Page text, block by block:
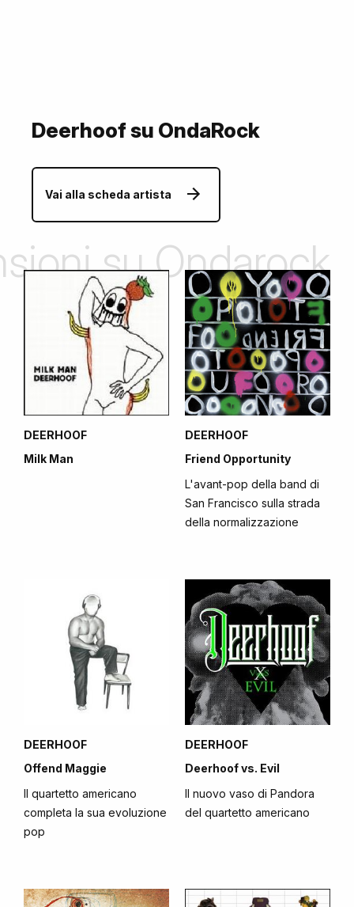
Deerhoof su OndaRock
Vai alla scheda artista
su Ondarock
DEERHOOF
Milk Man
DEERHOOF
Friend Opportunity
L'avant-pop della band di
San Francisco sulla strada
della normalizzazione
DEERHOOF
Offend Maggie
Il quartetto americano
completa la sua evoluzione
pop
DEERHOOF
Deerhoof vs. Evil
Il nuovo vaso di Pandora
del quartetto americano